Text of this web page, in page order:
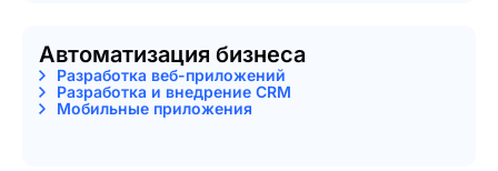
Автоматизация бизнеса
Разработка веб-приложений
Разработка и внедрение CRM
Мобильные приложения